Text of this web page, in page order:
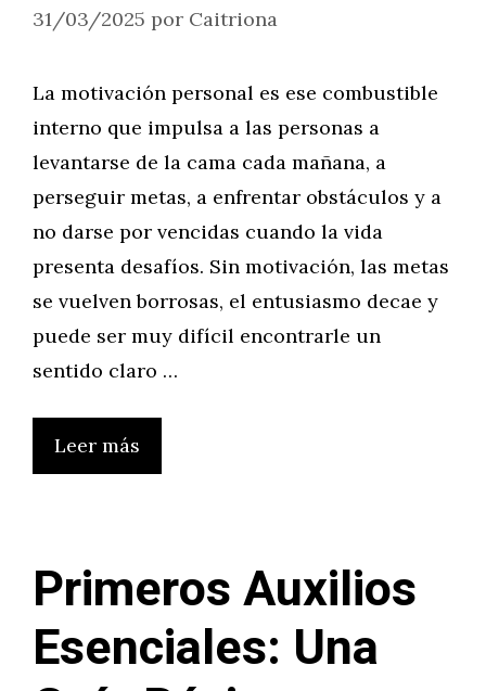
31/03/2025 por Caitriona
La motivación personal es ese combustible
interno que impulsa a las personas a
levantarse de la cama cada mañana, a
perseguir metas, a enfrentar obstáculos y a
no darse por vencidas cuando la vida
presenta desafíos. Sin motivación, las metas
se vuelven borrosas, el entusiasmo decae y
puede ser muy difícil encontrarle un
sentido claro …
Leer más
Primeros Auxilios
Esenciales: Una